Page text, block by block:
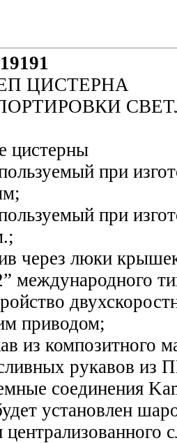
ЦИСТЕРНА
цистерны
при
при
через люки
международного
приводом;
из композитного
рукавов из
соединения
установлен
централизованного